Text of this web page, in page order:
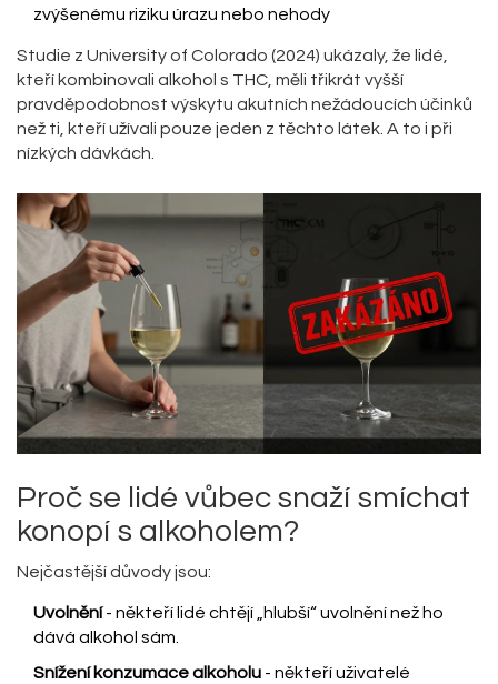
zvýšenému riziku úrazu nebo nehody
Studie z University of Colorado (2024) ukázaly, že lidé,
kteří kombinovali alkohol s THC, měli třikrát vyšší
pravděpodobnost výskytu akutních nežádoucích účinků
než ti, kteří užívali pouze jeden z těchto látek. A to i při
nízkých dávkách.
Proč se lidé vůbec snaží smíchat
konopí s alkoholem?
Nejčastější důvody jsou:
Uvolnění- někteří lidé chtějí „hlubší“ uvolnění než ho
dává alkohol sám.
Snížení konzumace alkoholu - někteří uživatelé